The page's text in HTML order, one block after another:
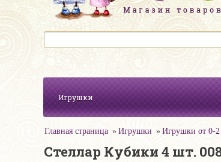
Игрушки
Главная страница Игрушки Игрушки от 0-2
Стеллар Кубики 4 шт.